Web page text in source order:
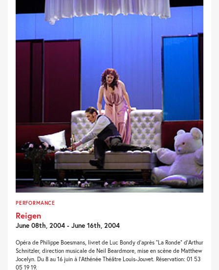
PERFORMANCE
Reigen
June 08th, 2004 - June 16th, 2004
Opéra de Philippe Boesmans, livret de Luc Bondy d’après “La Ronde” d’Arthur
Schnitzler, direction musicale de Neil Beardmore, mise en scène de Matthew
Jocelyn. Du 8 au 16 juin à l’Athénée Théâtre Louis-Jouvet. Réservation: 01 53
05 19 19.